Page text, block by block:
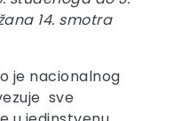
14. smotra
je nacionalnog
sve